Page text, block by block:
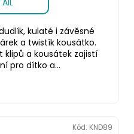
kulaté i závěsné
a twistík kousátko.
klipů a kousátek zajistí
pro dítko a...
Kód: KND89